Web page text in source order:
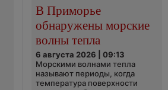
В Приморье
обнаружены морские
волны тепла
6 августа 2026 | 09:13
Морскими волнами тепла
называют периоды, когда
температура поверхности